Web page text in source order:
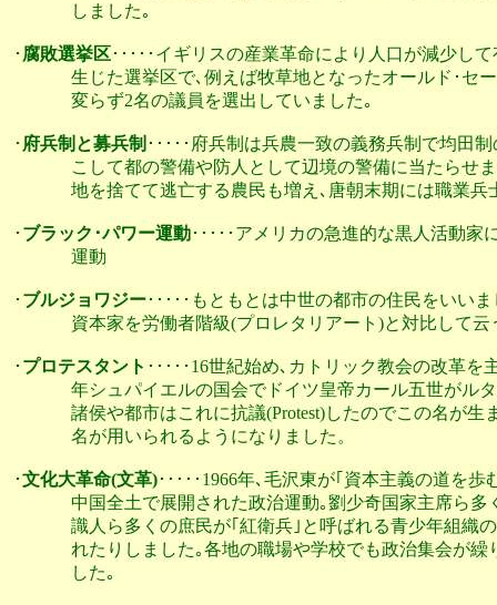
              しました｡
･ 腐敗選挙区･････イギリスの産業革命により人口が減少し
生じた選挙区で､例えば牧草地となったオールド･
              変らず2名の議員を選出していました｡
･ 府兵制と募兵制 ･････府兵制は兵農一致の義務兵制で均田
こして都の警備や防人として辺境の警備に当たら
地を捨てて逃亡する農民も増え､唐朝末期には職
･ ブラック･パワー運動･････アメリカの急進的な黒人活動
              運動
･ ブルジョワジー･････もともとは中世の都市の住民をいい
資本家を労働者階級(プロレタリアート)と対比し
･ プロテスタント ･････16世紀始め､カトリック教会の改革
年シュパイエルの国会でドイツ皇帝カール五世が
諸侯や都市はこれに抗議(Protest)したのでこの名
              名が用いられるようになりました。
･文化大革命(文革)･････1966年､毛沢東が｢資本主義の道を
中国全土で展開された政治運動｡劉少奇国家主席
識人ら多くの庶民が｢紅衛兵｣と呼ばれる青少年組
れたりしました｡各地の職場や学校でも政治集会
              した｡